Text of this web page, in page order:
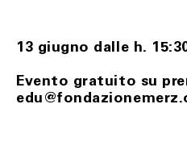
Cliente. Qualora pervengano
di consentire, ove possibile,
all’ufficio postale o al
restituzione.
13 giugno dalle h.
Evento gratuito su